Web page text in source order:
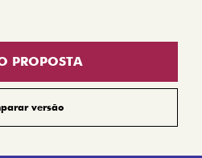
PROPOSTA
versão